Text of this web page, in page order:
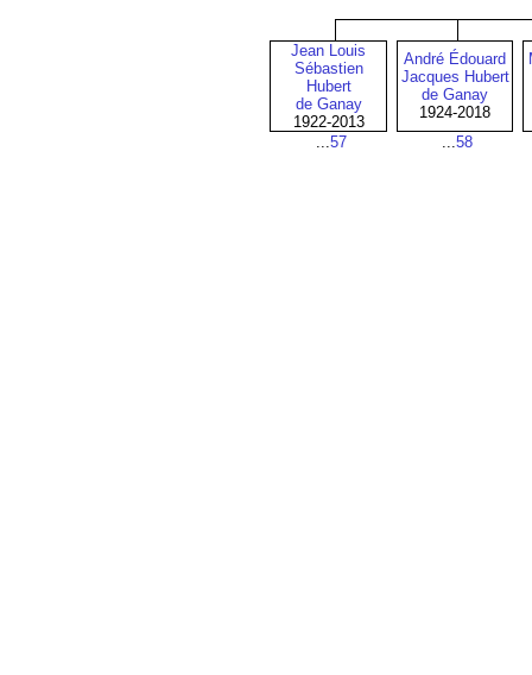
Jean Louis
Sébastien
Hubert
de Ganay
1922-2013
André Édouard
Jacques Hubert
de Ganay
1924-2018
...57 ...58